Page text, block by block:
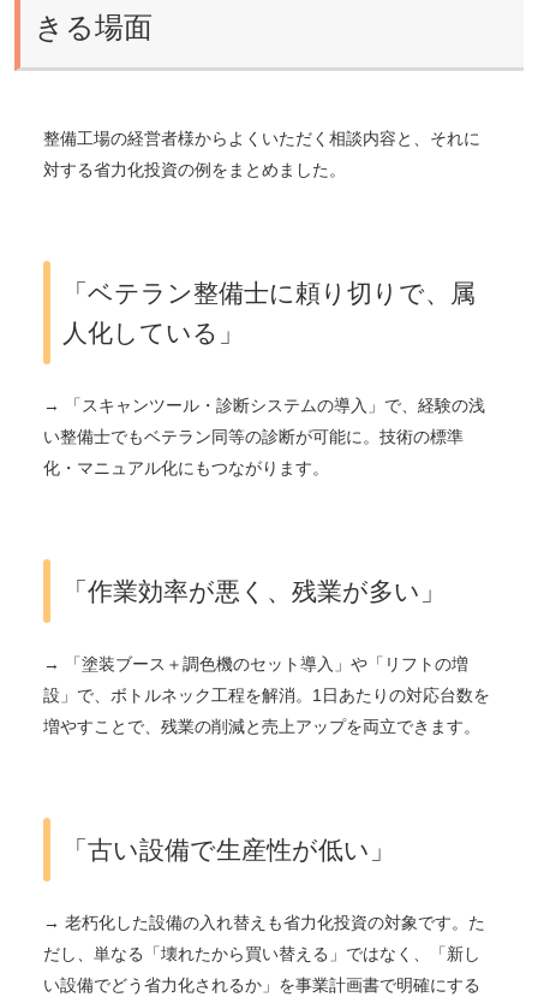
きる場面
整備工場の経営者様からよくいただく相談内容と、それに
対する省力化投資の例をまとめました。
「ベテラン整備士に頼り切りで、属
人化している」
→ 「スキャンツール・診断システムの導入」で、経験の浅
い整備士でもベテラン同等の診断が可能に。技術の標準
化・マニュアル化にもつながります。
「作業効率が悪く、残業が多い」
→ 「塗装ブース＋調色機のセット導入」や「リフトの増
設」で、ボトルネック工程を解消。1日あたりの対応台数を
増やすことで、残業の削減と売上アップを両立できます。
「古い設備で生産性が低い」
→ 老朽化した設備の入れ替えも省力化投資の対象です。た
だし、単なる「壊れたから買い替える」ではなく、「新し
い設備でどう省力化されるか」を事業計画書で明確にする